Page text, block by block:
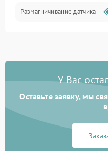
Размагничивание датчика
цветов дисплея
коркое время
У Вас
Оставьте заявку, мы